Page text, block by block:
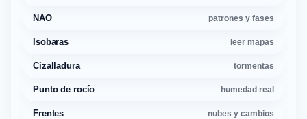
NAO patrones y fases
Isobaras leer mapas
Cizalladura tormentas
Punto de rocío humedad real
Frentes nubes y cambios